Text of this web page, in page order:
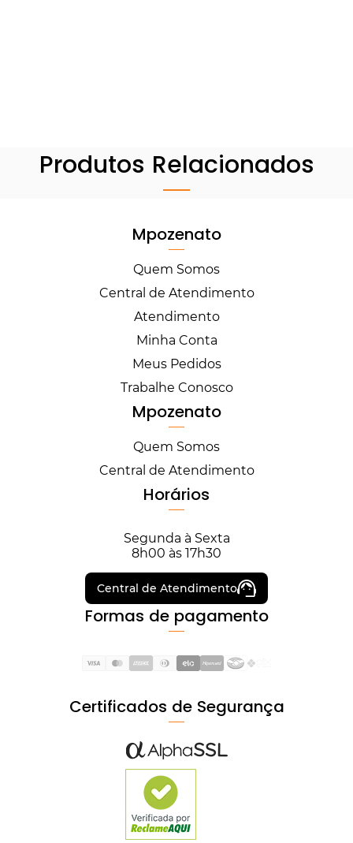
Produtos Relacionados
Mpozenato
Quem Somos
Central de Atendimento
Atendimento
Minha Conta
Meus Pedidos
Trabalhe Conosco
Mpozenato
Quem Somos
Central de Atendimento
Horários
Segunda à Sexta
8h00 às 17h30
Central de Atendimento
Formas de pagamento
Certificados de Segurança